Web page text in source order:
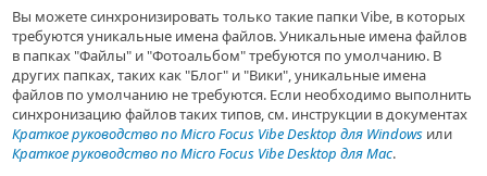
Вы можете синхронизировать только такие папки Vibe, в которых
требуются уникальные имена файлов. Уникальные имена файлов
в папках "Файлы" и "Фотоальбом" требуются по умолчанию. В
других папках, таких как "Блог" и "Вики", уникальные имена
файлов по умолчанию не требуются. Если необходимо выполнить
синхронизацию файлов таких типов, см. инструкции в документах
Краткое руководство по Micro Focus Vibe Desktop для Windows или
Краткое руководство по Micro Focus Vibe Desktop для Mac.